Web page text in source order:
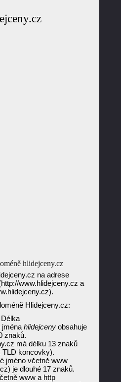
hlidejceny.cz
na adrese
www.hlidejceny.cz a
Hlidejceny.cz:
Délka
jména hlidejcenyobsahuje
znaků.
má délku 13 znaků
TLD koncovky).
jméno včetně www
je dlouhé 17 znaků.
www a http